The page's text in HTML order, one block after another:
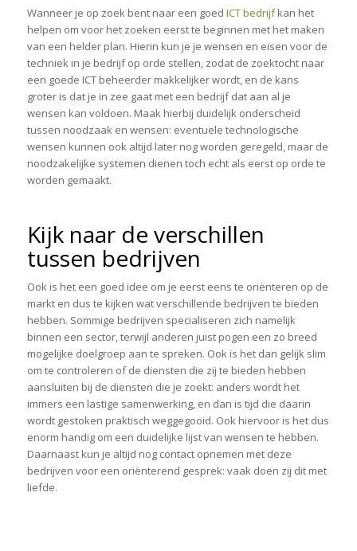
Wanneer je op zoek bent naar een goed ICT bedrijfkan het
helpen om voor het zoeken eerst te beginnen met het maken
van een helder plan. Hierin kun je je wensen en eisen voor de
techniek in je bedrijf op orde stellen, zodat de zoektocht naar
een goede ICT beheerder makkelijker wordt, en de kans
groter is dat je in zee gaat met een bedrijf dat aan al je
wensen kan voldoen. Maak hierbij duidelijk onderscheid
tussen noodzaak en wensen: eventuele technologische
wensen kunnen ook altijd later nog worden geregeld, maar de
noodzakelijke systemen dienen toch echt als eerst op orde te
worden gemaakt.
Kijk naar de verschillen
tussen bedrijven
Ook is het een goed idee om je eerst eens te oriënteren op de
markt en dus te kijken wat verschillende bedrijven te bieden
hebben. Sommige bedrijven specialiseren zich namelijk
binnen een sector, terwijl anderen juist pogen een zo breed
mogelijke doelgroep aan te spreken. Ook is het dan gelijk slim
om te controleren of de diensten die zij te bieden hebben
aansluiten bij de diensten die je zoekt: anders wordt het
immers een lastige samenwerking, en dan is tijd die daarin
wordt gestoken praktisch weggegooid. Ook hiervoor is het dus
enorm handig om een duidelijke lijst van wensen te hebben.
Daarnaast kun je altijd nog contact opnemen met deze
bedrijven voor een oriënterend gesprek: vaak doen zij dit met
liefde.